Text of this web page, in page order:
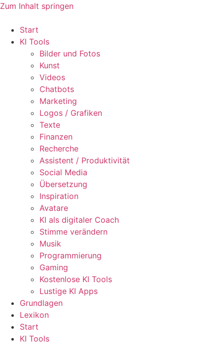
Zum Inhalt springen
Start
KI Tools
Bilder und Fotos
Kunst
Videos
Chatbots
Marketing
Logos / Grafiken
Texte
Finanzen
Recherche
Assistent / Produktivität
Social Media
Übersetzung
Inspiration
Avatare
KI als digitaler Coach
Stimme verändern
Musik
Programmierung
Gaming
Kostenlose KI Tools
Lustige KI Apps
Grundlagen
Lexikon
Start
KI Tools